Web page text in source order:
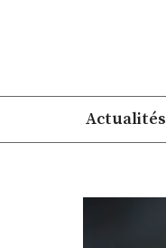
Actualités